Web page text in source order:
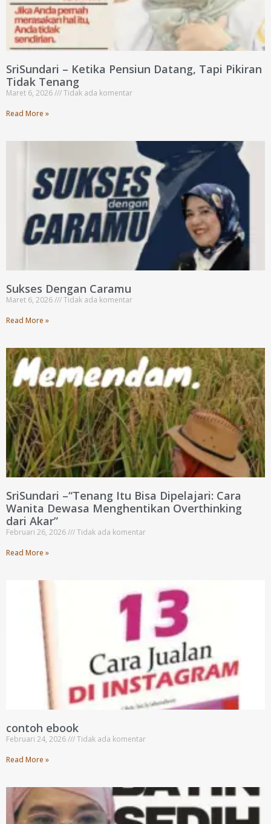
SriSundari – Ketika Pensiun Datang, Tapi Pikiran
Tidak Tenang
Maret 6, 2026
Tidak ada komentar
Read More »
Sukses Dengan Caramu
Maret 6, 2026
Tidak ada komentar
Read More »
SriSundari –“Tenang Itu Bisa Dipelajari: Cara
Wanita Dewasa Menghentikan Overthinking
dari Akar”
Februari 26, 2026
Tidak ada komentar
Read More »
contoh ebook
Februari 24, 2026
Tidak ada komentar
Read More »